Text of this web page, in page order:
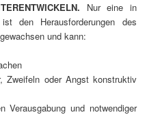
Nur eine in
den Herausforderungen des
und kann:
Zweifeln oder Angst konstruktiv
Verausgabung und notwendiger